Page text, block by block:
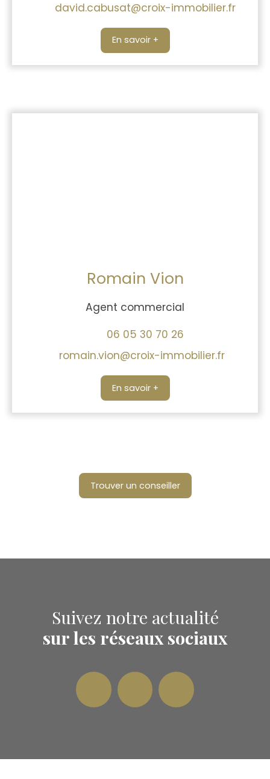
david.cabusat@croix-immobilier.fr
En savoir +
Romain Vion
Agent commercial
06 05 30 70 26
romain.vion@croix-immobilier.fr
En savoir +
Trouver un conseiller
Suivez notre actualité
sur les réseaux sociaux